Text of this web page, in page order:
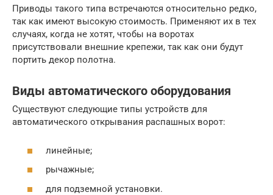
Приводы такого типа встречаются относительно редко,
так как имеют высокую стоимость. Применяют их в тех
случаях, когда не хотят, чтобы на воротах
присутствовали внешние крепежи, так как они будут
портить декор полотна.
Виды автоматического оборудования
Существуют следующие типы устройств для
автоматического открывания распашных ворот:
линейные;
рычажные;
для подземной установки.